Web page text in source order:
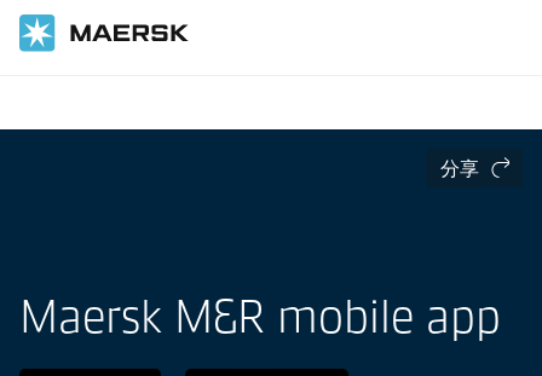
分享
Maersk M&R mobile app